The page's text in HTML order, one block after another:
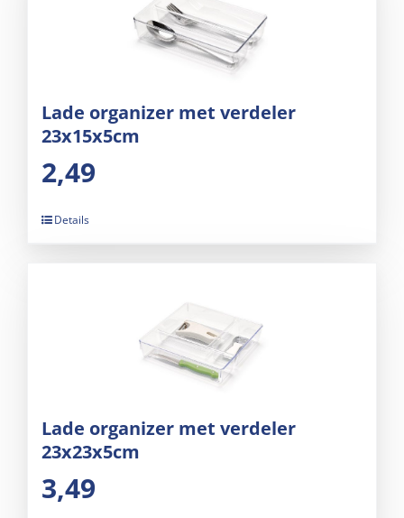
Lade organizer met verdeler
23x15x5cm
2,49
Details
Lade organizer met verdeler
23x23x5cm
3,49